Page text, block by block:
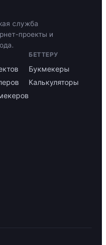
служба
проекты и
БЕТТЕРУ
Букмекеры
Калькуляторы